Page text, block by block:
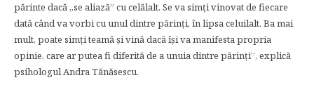
părinte dacă „se aliază” cu celălalt. Se va simți vinovat de fiecare
dată când va vorbi cu unul dintre părinți, în lipsa celuilalt. Ba mai
mult, poate simți teamă și vină dacă își va manifesta propria
opinie, care ar putea fi diferită de a unuia dintre părinți”, explică
psihologul Andra Tănăsescu.